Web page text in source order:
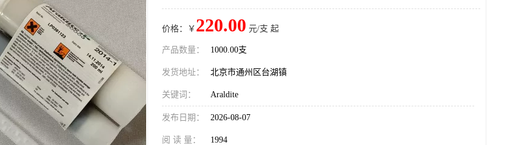
价格：￥ 220.00 元/支 起
产品数量： 1000.00支
发货地址： 北京市通州区台湖镇
关键词： Araldite
发布日期： 2026-08-07
阅 读 量： 1994